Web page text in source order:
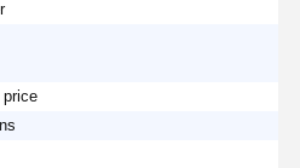
price